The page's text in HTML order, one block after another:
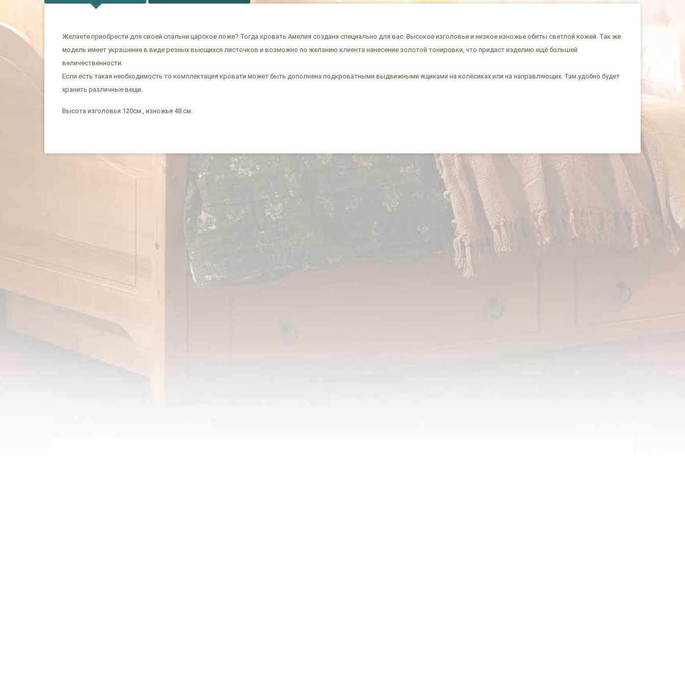
Желаете приобрести для своей спальни царское ложе? Тогда кровать Амелия создана специально для вас. Высокое изголовье и низкое изножье обиты светлой кожей. Так же
модель имеет украшение в виде резных вьющихся листочков и возможно по желанию клиента нанесение золотой тонировки, что придаст изделию ещё большей
величественности.
Если есть такая необходимость то комплектация кровати может быть дополнена подкроватными выдвижными ящиками на колёсиках или на направляющих. Там удобно будет
хранить различные вещи.
Высота изголовья 120см., изножья 48 см.